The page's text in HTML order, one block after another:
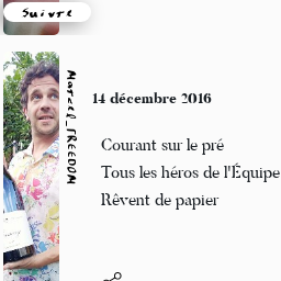
Suivre
Marcel_FREEDOM 14 décembre 2016
Courant sur le pré
Tous les héros de l'Équipe
Rêvent de papier